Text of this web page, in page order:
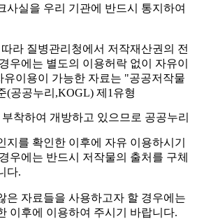
사실을 우리 기관에 반드시 통지하여
라 질병관리청에서 저작재산권의 전
우에는 별도의 이용허락 없이 자유이
유이용이 가능한 자료는 "공공저작물
(공공누리,KOGL) 제1유형
착하여 개방하고 있으므로 공공누리
지를 확인한 이후에 자유 이용하시기
우에는 반드시 저작물의 출처를 구체
다.
은 자료들을 사용하고자 할 경우에는
이후에 이용하여 주시기 바랍니다.